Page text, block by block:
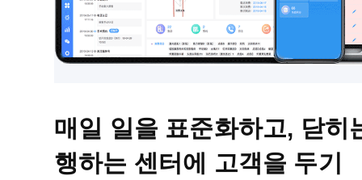
매일 일을 표준화하고, 닫히
행하는 센터에 고객을 두기